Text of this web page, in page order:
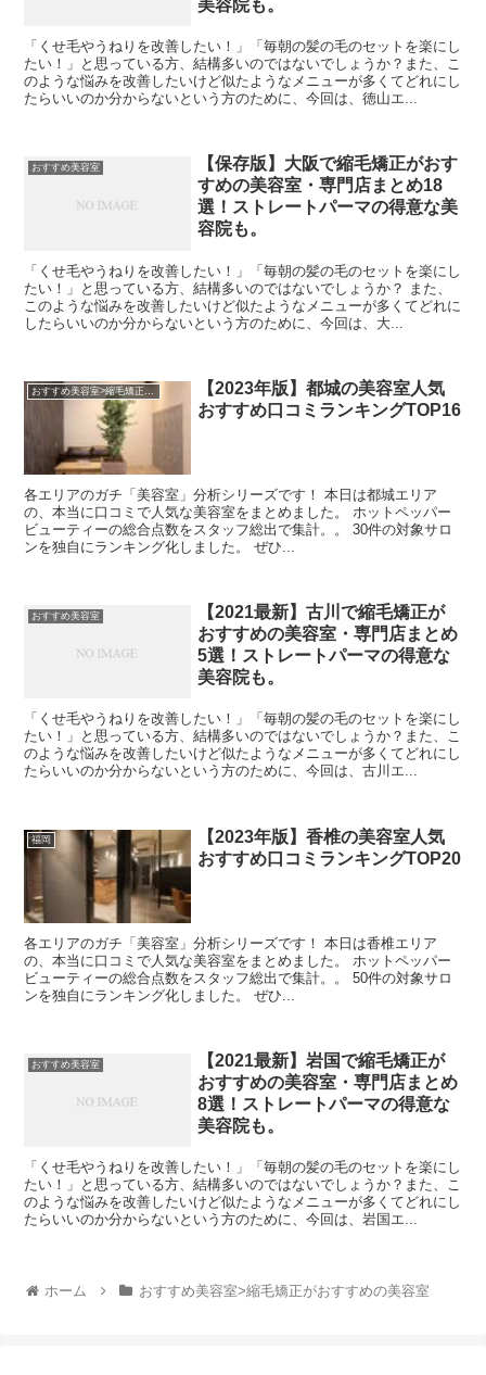
美容院も。
「くせ毛やうねりを改善したい！」「毎朝の髪の毛のセットを楽にし
たい！」と思っている方、結構多いのではないでしょうか？また、こ
のような悩みを改善したいけど似たようなメニューが多くてどれにし
たらいいのか分からないという方のために、今回は、徳山エ...
おすすめ美容室
【保存版】大阪で縮毛矯正がおす
すめの美容室・専門店まとめ18
選！ストレートパーマの得意な美
容院も。
「くせ毛やうねりを改善したい！」「毎朝の髪の毛のセットを楽にし
たい！」と思っている方、結構多いのではないでしょうか？ また、
このような悩みを改善したいけど似たようなメニューが多くてどれに
したらいいのか分からないという方のために、今回は、大...
おすすめ美容室>縮毛矯正がおすすめの美容室
【2023年版】都城の美容室人気
おすすめ口コミランキングTOP16
各エリアのガチ「美容室」分析シリーズです！ 本日は都城エリア
の、本当に口コミで人気な美容室をまとめました。 ホットペッパー
ビューティーの総合点数をスタッフ総出で集計。。 30件の対象サロ
ンを独自にランキング化しました。 ぜひ...
おすすめ美容室
【2021最新】古川で縮毛矯正が
おすすめの美容室・専門店まとめ
5選！ストレートパーマの得意な
美容院も。
「くせ毛やうねりを改善したい！」「毎朝の髪の毛のセットを楽にし
たい！」と思っている方、結構多いのではないでしょうか？また、こ
のような悩みを改善したいけど似たようなメニューが多くてどれにし
たらいいのか分からないという方のために、今回は、古川エ...
福岡
【2023年版】香椎の美容室人気
おすすめ口コミランキングTOP20
各エリアのガチ「美容室」分析シリーズです！ 本日は香椎エリア
の、本当に口コミで人気な美容室をまとめました。 ホットペッパー
ビューティーの総合点数をスタッフ総出で集計。。 50件の対象サロ
ンを独自にランキング化しました。 ぜひ...
おすすめ美容室
【2021最新】岩国で縮毛矯正が
おすすめの美容室・専門店まとめ
8選！ストレートパーマの得意な
美容院も。
「くせ毛やうねりを改善したい！」「毎朝の髪の毛のセットを楽にし
たい！」と思っている方、結構多いのではないでしょうか？また、こ
のような悩みを改善したいけど似たようなメニューが多くてどれにし
たらいいのか分からないという方のために、今回は、岩国エ...
ホーム おすすめ美容室>縮毛矯正がおすすめの美容室